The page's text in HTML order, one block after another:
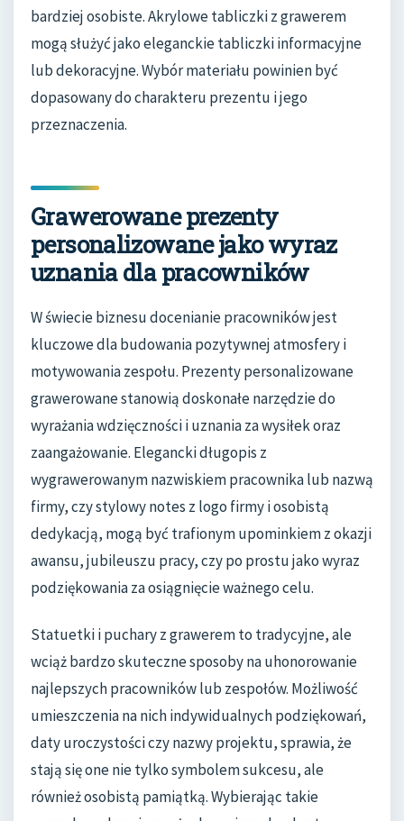
bardziej osobiste. Akrylowe tabliczki z grawerem
mogą służyć jako eleganckie tabliczki informacyjne
lub dekoracyjne. Wybór materiału powinien być
dopasowany do charakteru prezentu i jego
przeznaczenia.
Grawerowane prezenty
personalizowane jako wyraz
uznania dla pracowników
W świecie biznesu docenianie pracowników jest
kluczowe dla budowania pozytywnej atmosfery i
motywowania zespołu. Prezenty personalizowane
grawerowane stanowią doskonałe narzędzie do
wyrażania wdzięczności i uznania za wysiłek oraz
zaangażowanie. Elegancki długopis z
wygrawerowanym nazwiskiem pracownika lub nazwą
firmy, czy stylowy notes z logo firmy i osobistą
dedykacją, mogą być trafionym upominkiem z okazji
awansu, jubileuszu pracy, czy po prostu jako wyraz
podziękowania za osiągnięcie ważnego celu.
Statuetki i puchary z grawerem to tradycyjne, ale
wciąż bardzo skuteczne sposoby na uhonorowanie
najlepszych pracowników lub zespołów. Możliwość
umieszczenia na nich indywidualnych podziękowań,
daty uroczystości czy nazwy projektu, sprawia, że
stają się one nie tylko symbolem sukcesu, ale
również osobistą pamiątką. Wybierając takie